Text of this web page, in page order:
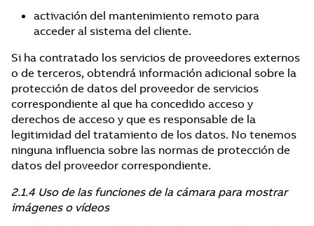
activación del mantenimiento remoto para
acceder al sistema del cliente.
Si ha contratado los servicios de proveedores externos
o de terceros, obtendrá información adicional sobre la
protección de datos del proveedor de servicios
correspondiente al que ha concedido acceso y
derechos de acceso y que es responsable de la
legitimidad del tratamiento de los datos. No tenemos
ninguna influencia sobre las normas de protección de
datos del proveedor correspondiente.
2.1.4 Uso de las funciones de la cámara para mostrar
imágenes o vídeos